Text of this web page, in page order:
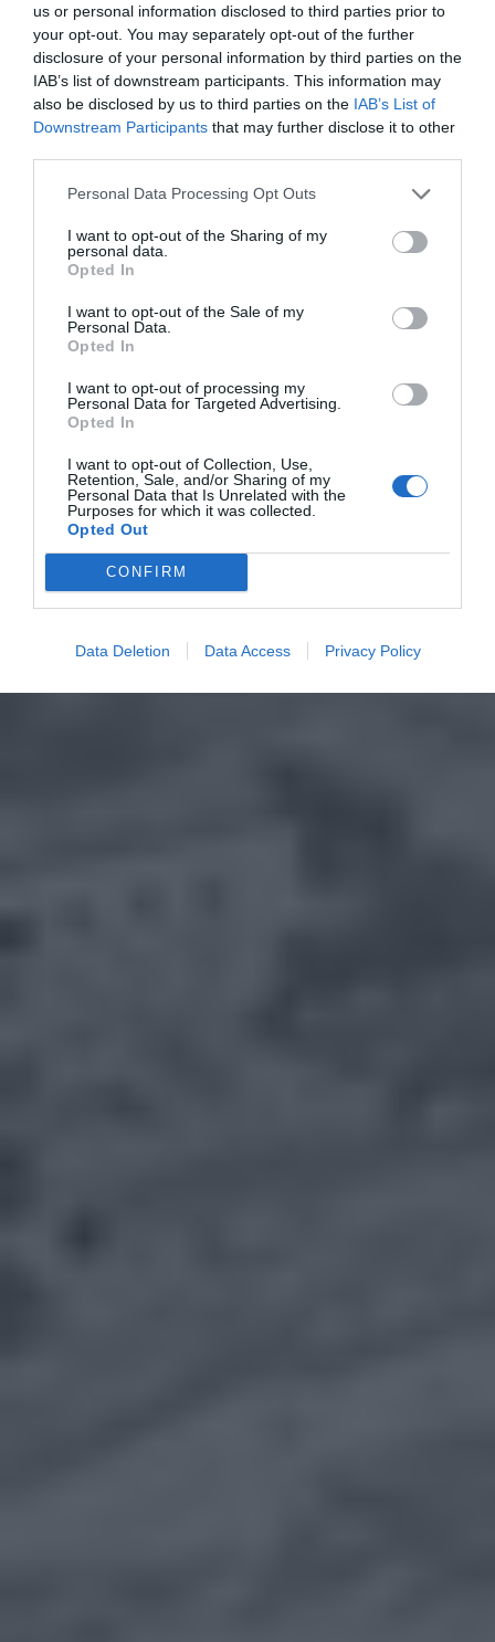
us or personal information disclosed to third parties prior to
your opt-out. You may separately opt-out of the further
disclosure of your personal information by third parties on the
IAB’s list of downstream participants. This information may
also be disclosed by us to third parties on the IAB’s List of
Downstream Participants that may further disclose it to other
Personal Data Processing Opt Outs
I want to opt-out of the Sharing of my
personal data.
Opted In
I want to opt-out of the Sale of my
Personal Data.
Opted In
I want to opt-out of processing my
Personal Data for Targeted Advertising.
Opted In
I want to opt-out of Collection, Use,
Retention, Sale, and/or Sharing of my
Personal Data that Is Unrelated with the
Purposes for which it was collected.
Opted Out
CONFIRM
Data Deletion Data Access Privacy Policy